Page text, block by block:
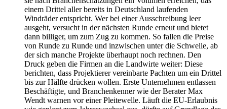
einem Drittel aller bereits in Deutschland laufenden
Windräder entspricht. Wer bei einer Ausschreibung leer
ausgeht, versucht in der nächsten Runde erneut und bietet
dann billiger, um zum Zug zu kommen. So fallen die Preise
von Runde zu Runde und inzwischen unter die Schwelle, ab
der sich manche Projekte überhaupt noch rechnen. Den
Druck geben die Firmen an die Landwirte weiter: Diese
berichten, dass Projektierer vereinbarte Pachten um ein Drittel
bis zur Hälfte drücken wollen. Erste Unternehmen entlassen
Beschäftigte, und Branchenkenner wie der Berater Max
Wendt warnen vor einer Pleitewelle. Läuft die EU-Erlaubnis